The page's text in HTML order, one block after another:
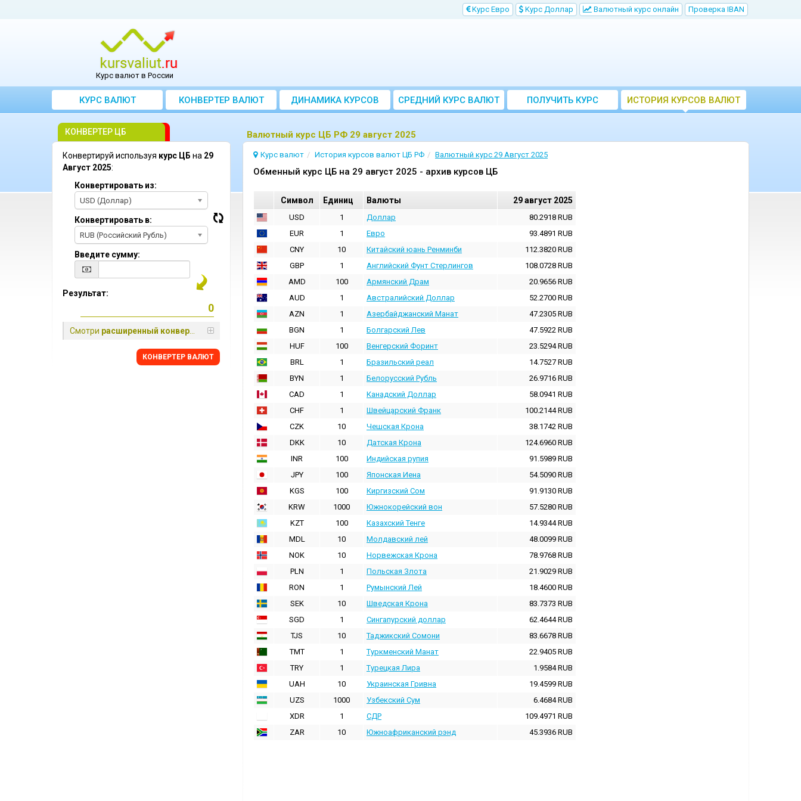
Kурс Евро Kурс Доллар Bалютный курс онлайн Проверка IBAN
Курс валют в России
КУРС ВАЛЮТ КОНВЕРТЕР ВАЛЮТ ДИНАМИКА КУРСОВ
CРЕДНИЙ КУРС ВАЛЮТ
ЗА МЕСЯЦ
ПОЛУЧИТЬ КУРС
ВАЛЮТ ЦБ
ИСТОРИЯ КУРСОВ ВАЛЮТ
ЦБ РФ
Bалютный курс ЦБ РФ 29 август 2025
Курс валют История курсов валют ЦБ РФ Валютный курс 29 Август 2025
Oбменный курс ЦБ на 29 август 2025 - архив курсов ЦБ
Cимвол Единиц Валюты 29 август 2025
USD 1 Доллар 80.2918 RUB
EUR
1 Евро 93.4891 RUB
CNY
10 Китайский юань Ренминби 112.3820 RUB
GBP
1 Английский Фунт Стерлингов 108.0728 RUB
AMD
100 Армянский Драм 20.9656 RUB
AUD
1 Австралийский Доллар 52.2700 RUB
AZN
1 Азербайджанский Манат 47.2305 RUB
BGN
1 Болгарский Лев 47.5922 RUB
HUF
100 Венгерский Форинт 23.5294RUB
BRL
1 Бразильский реал 14.7527 RUB
BYN
1 Белорусский Рубль 26.9716 RUB
CAD
1 Канадский Доллар 58.0941 RUB
CHF
1 Швейцарский Франк 100.2144RUB
CZK
10 Чешская Крона 38.1742 RUB
DKK
10 Датская Крона 124.6960 RUB
INR
100 Индийская pупия 91.5989 RUB
JPY
100 Японская Иена 54.5090 RUB
KGS
100 Киргизский Сом 91.9130 RUB
KRW
1000 Южнокорейский вон 57.5280 RUB
KZT
100 Казахский Тенге 14.9344RUB
MDL
10 Молдавский лей 48.0099 RUB
NOK
10 Норвежская Крона 78.9768 RUB
PLN
1 Польская Злота 21.9029 RUB
RON
1 Румынский Лей 18.4600 RUB
SEK
10 Шведская Крона 83.7373 RUB
SGD
1 Сингапурский доллар 62.4644RUB
TJS
10 Таджикский Сомони 83.6678 RUB
TMT
1 Туркменский Манат 22.9405 RUB
TRY
1 Турецкая Лира 1.9584RUB
UAH
10 Украинская Гривна 19.4599 RUB
UZS
1000 Узбекский Сум 6.4684RUB
XDR
1 СДР 109.4971 RUB
ZAR
10 Южноафриканский рэнд 45.3936 RUB
КОНВЕРТЕР ЦБ
Конвертируй используя курс ЦБ на 29
Август 2025:
Конвертировать из:
USD (Доллар)
Конвертировать в:
RUB (Российский Рубль)
Введите сумму:
Результат:
Смотри расширенный конвертер
КОНВЕРТЕР ВАЛЮТ